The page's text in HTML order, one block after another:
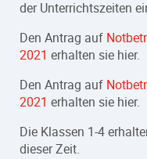
der Unterrichtszeiten
Den Antrag auf
2021 erhalten sie hier.
Den Antrag auf
2021 erhalten sie hier.
Die Klassen 1-4
dieser Zeit.